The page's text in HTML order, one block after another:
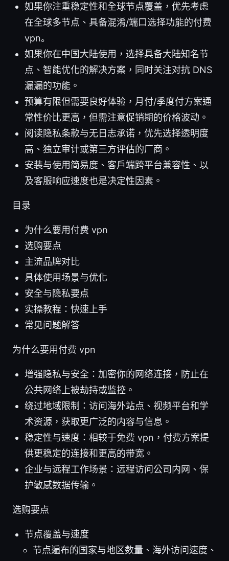
如果你注重稳定性和全球节点覆盖，优先考虑
在全球多节点、具备混淆/端口选择功能的付费
vpn。
如果你在中国大陆使用，选择具备大陆知名节
点、智能优化的解决方案，同时关注对抗 DNS
漏漏的功能。
预算有限但需要良好体验，月付/季度付方案通
常性价比更高，但需注意促销期的价格波动。
阅读隐私条款与无日志承诺，优先选择透明度
高、独立审计或第三方评估的厂商。
安装与使用简易度、客户端跨平台兼容性、以
及客服响应速度也是决定性因素。
目录
为什么要用付费 vpn
选购要点
主流品牌对比
具体使用场景与优化
安全与隐私要点
实操教程：快速上手
常见问题解答
为什么要用付费 vpn
增强隐私与安全：加密你的网络连接，防止在
公共网络上被劫持或监控。
绕过地域限制：访问海外站点、视频平台和学
术资源，获取更广泛的内容与信息。
稳定性与速度：相较于免费 vpn，付费方案提
供更稳定的连接和更高的带宽。
企业与远程工作场景：远程访问公司内网、保
护敏感数据传输。
选购要点
节点覆盖与速度
节点遍布的国家与地区数量、海外访问速度、